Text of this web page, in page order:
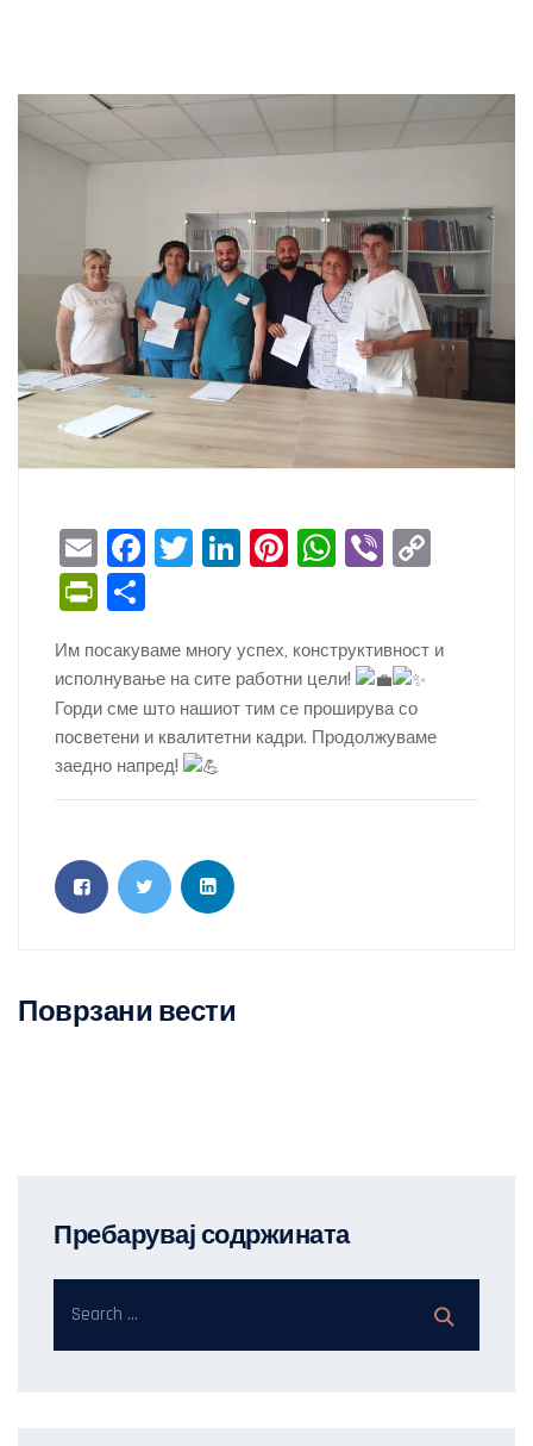
E
m
ai
l
F
e
b
o
o
T
er
Li
e
dI
n
Pi
e
st
W
s
A
p
Vi
y
n
Pr
tF
ri
e
n
y
ar
e
Им посакуваме многу успех, конструктивност и
исполнување на сите работни цели!
Горди сме што нашиот тим се проширува со
посветени и квалитетни кадри. Продолжуваме
заедно напред!
Поврзани вести
Пребарувај содржината